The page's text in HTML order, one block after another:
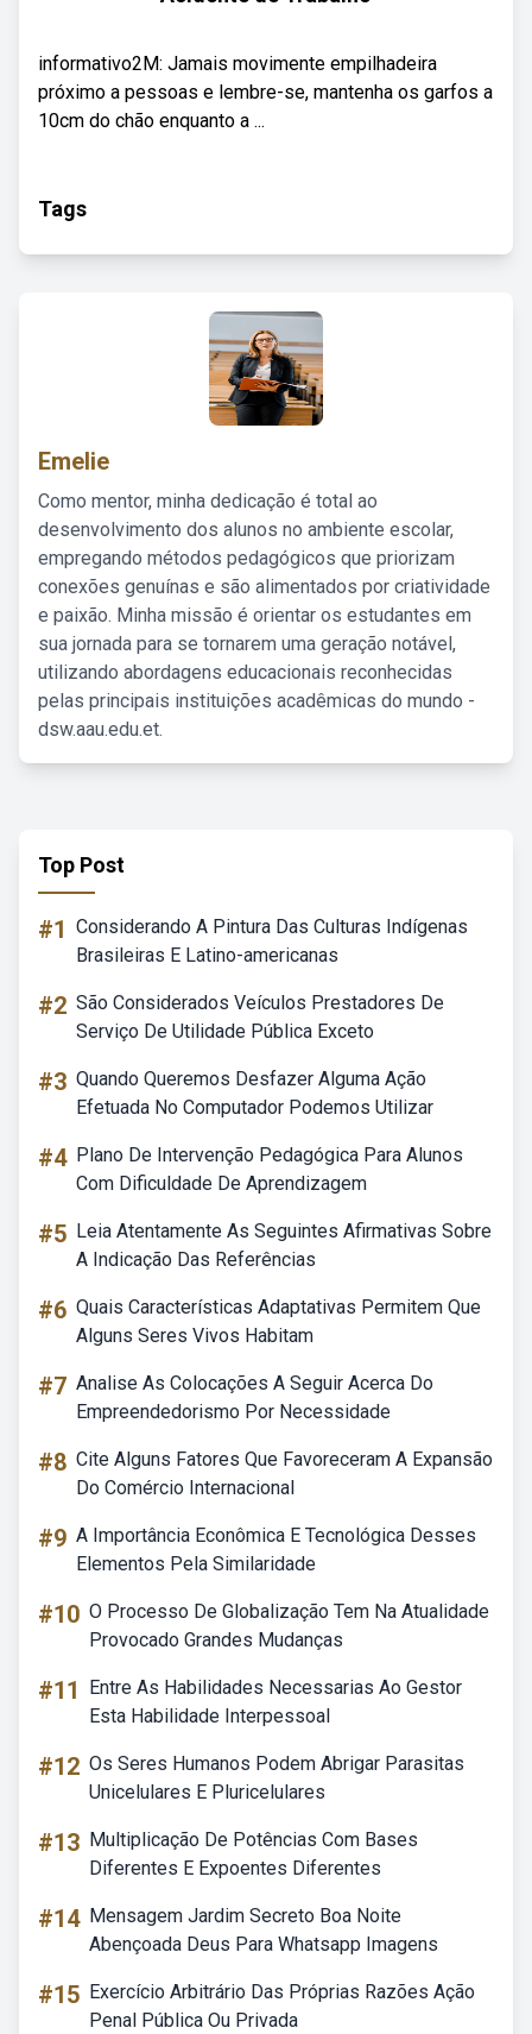
informativo2M: Jamais movimente empilhadeira
próximo a pessoas e lembre-se, mantenha os garfos a
10cm do chão enquanto a ...
Tags
Emelie
Como mentor, minha dedicação é total ao
desenvolvimento dos alunos no ambiente escolar,
empregando métodos pedagógicos que priorizam
conexões genuínas e são alimentados por criatividade
e paixão. Minha missão é orientar os estudantes em
sua jornada para se tornarem uma geração notável,
utilizando abordagens educacionais reconhecidas
pelas principais instituições acadêmicas do mundo -
dsw.aau.edu.et.
Top Post
#1 Considerando A Pintura Das Culturas Indígenas
Brasileiras E Latino-americanas
#2 São Considerados Veículos Prestadores De
Serviço De Utilidade Pública Exceto
#3 Quando Queremos Desfazer Alguma Ação
Efetuada No Computador Podemos Utilizar
#4 Plano De Intervenção Pedagógica Para Alunos
Com Dificuldade De Aprendizagem
#5 Leia Atentamente As Seguintes Afirmativas Sobre
A Indicação Das Referências
#6 Quais Características Adaptativas Permitem Que
Alguns Seres Vivos Habitam
#7 Analise As Colocações A Seguir Acerca Do
Empreendedorismo Por Necessidade
#8 Cite Alguns Fatores Que Favoreceram A Expansão
Do Comércio Internacional
#9 A Importância Econômica E Tecnológica Desses
Elementos Pela Similaridade
#10 O Processo De Globalização Tem Na Atualidade
Provocado Grandes Mudanças
#11
Entre As Habilidades Necessarias Ao Gestor
Esta Habilidade Interpessoal
#12 Os Seres Humanos Podem Abrigar Parasitas
Unicelulares E Pluricelulares
#13 Multiplicação De Potências Com Bases
Diferentes E Expoentes Diferentes
#14 Mensagem Jardim Secreto Boa Noite
Abençoada Deus Para Whatsapp Imagens
#15 Exercício Arbitrário Das Próprias Razões Ação
Penal Pública Ou Privada